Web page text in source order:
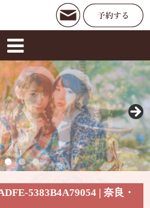
5383B4A79054 | 奈良・